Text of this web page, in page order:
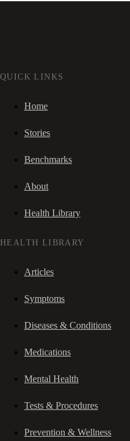
QUICK LINKS
Home
Stories
Benchmarks
About
Health Library
HEALTH LIBRARY
Articles
Symptoms
Diseases & Conditions
Medications
Mental Health
Tests & Procedures
Prevention & Wellness